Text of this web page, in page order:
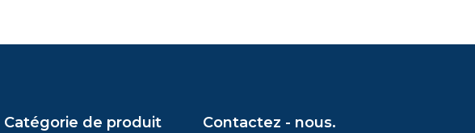
Catégorie de produit Contactez - nous.